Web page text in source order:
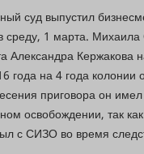
суд выпустил
среду, 1 марта.
Александра Кержакова
года на 4 года
приговора он
освобождении, так
с СИЗО во время